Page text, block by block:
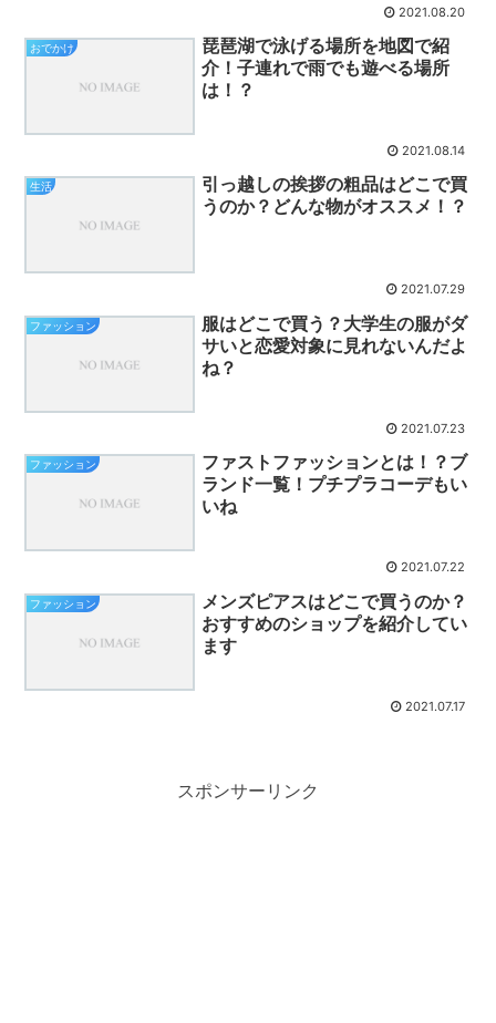
2021.08.20
おでかけ
琵琶湖で泳げる場所を地図で紹
介！子連れで雨でも遊べる場所
は！？
2021.08.14
生活
引っ越しの挨拶の粗品はどこで買
うのか？どんな物がオススメ！？
2021.07.29
ファッション
服はどこで買う？大学生の服がダ
サいと恋愛対象に見れないんだよ
ね？
2021.07.23
ファッション
ファストファッションとは！？ブ
ランド一覧！プチプラコーデもい
いね
2021.07.22
ファッション
メンズピアスはどこで買うのか？
おすすめのショップを紹介してい
ます
2021.07.17
スポンサーリンク